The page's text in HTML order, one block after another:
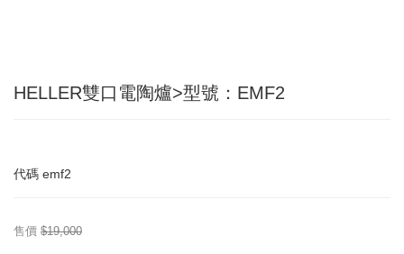
HELLER雙口電陶爐>型號：EMF2
代碼 emf2
售價 $19,000